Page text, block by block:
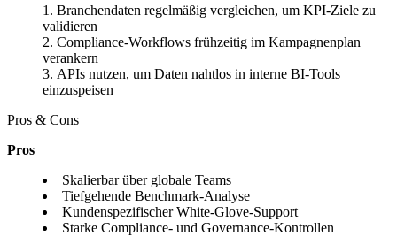
Branchendaten regelmäßig vergleichen, um KPI-Ziele zu
validieren
Compliance-Workflows frühzeitig im Kampagnenplan
verankern
APIs nutzen, um Daten nahtlos in interne BI-Tools
einzuspeisen
Pros & Cons
Pros
Skalierbar über globale Teams
Tiefgehende Benchmark-Analyse
Kundenspezifischer White-Glove-Support
Starke Compliance- und Governance-Kontrollen